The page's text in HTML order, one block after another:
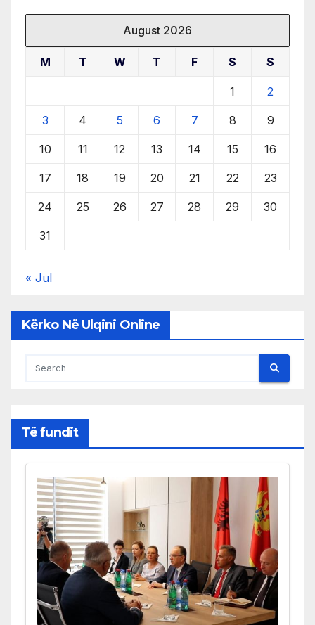
August 2026
M T W T F S S
1 2
3 4 5 6 7 8 9
10 11 12 13 14 15 16
17 18 19 20 21 22 23
24 25 26 27 28 29 30
31
« Jul
Kërko Në Ulqini Online
Të fundit